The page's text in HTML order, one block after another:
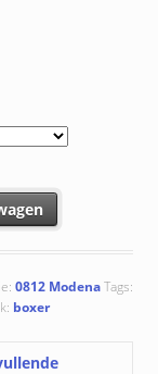
0812 ModenaTags:
boxer